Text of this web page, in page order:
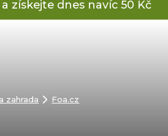
a získejte dnes navíc 50 Kč
zahrada Foa.cz